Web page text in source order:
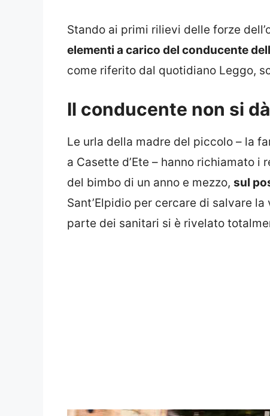
Stando ai primi rilievi delle forze
elementi a carico del conducente
come riferito dal quotidiano Leggo,
Il conducente non si
Le urla della madre del piccolo – la
a Casette d’Ete – hanno richiamato
del bimbo di un anno e mezzo, sul
Sant’Elpidio per cercare di salvare
parte dei sanitari si è rivelato